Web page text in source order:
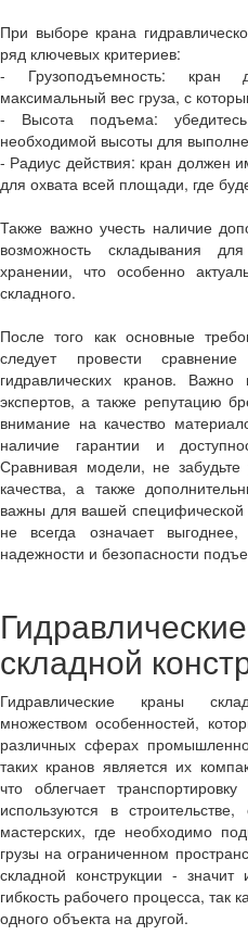
При выборе крана
ряд ключевых критериев:
- Грузоподъемность: кран
максимальный вес груза, с
- Высота подъема:
необходимой высоты для
- Радиус действия: кран должен
для охвата всей площади, где
Также важно учесть наличие
возможность складывания
хранении, что особенно
складного.
После того как основные
следует провести
гидравлических кранов.
экспертов, а также репутацию
внимание на качество
наличие гарантии и
Сравнивая модели, не
качества, а также
важны для вашей
не всегда означает
надежности и безопасности
складной
Гидравлические краны
множеством особенностей,
различных сферах
таких кранов является их
что облегчает
используются в
мастерских, где необходимо
грузы на ограниченном
складной конструкции - значит
гибкость рабочего процесса, так
одного объекта на другой.